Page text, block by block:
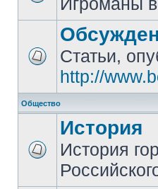
Статьи,
http://
Общество
История
История